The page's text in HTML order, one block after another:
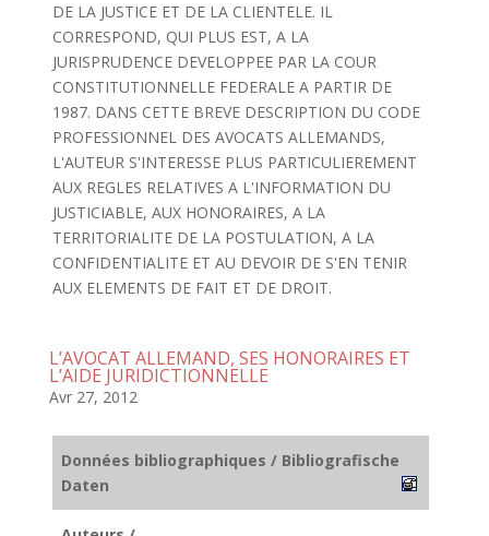
DE LA JUSTICE ET DE LA CLIENTELE. IL
CORRESPOND, QUI PLUS EST, A LA
JURISPRUDENCE DEVELOPPEE PAR LA COUR
CONSTITUTIONNELLE FEDERALE A PARTIR DE
1987. DANS CETTE BREVE DESCRIPTION DU CODE
PROFESSIONNEL DES AVOCATS ALLEMANDS,
L'AUTEUR S'INTERESSE PLUS PARTICULIEREMENT
AUX REGLES RELATIVES A L'INFORMATION DU
JUSTICIABLE, AUX HONORAIRES, A LA
TERRITORIALITE DE LA POSTULATION, A LA
CONFIDENTIALITE ET AU DEVOIR DE S'EN TENIR
AUX ELEMENTS DE FAIT ET DE DROIT.
L’AVOCAT ALLEMAND, SES HONORAIRES ET
L’AIDE JURIDICTIONNELLE
Avr 27, 2012
Données bibliographiques / Bibliografische
Daten